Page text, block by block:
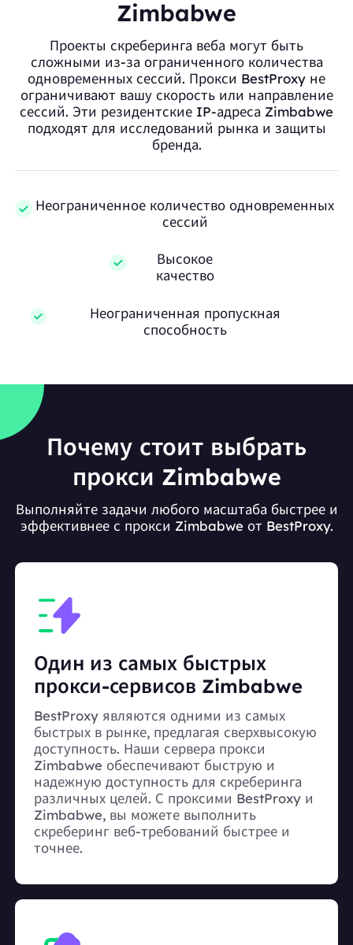
Zimbabwe
Проекты скреберинга веба могут быть
сложными из-за ограниченного количества
одновременных сессий. Прокси BestProxy не
ограничивают вашу скорость или направление
сессий. Эти резидентские IP-адреса Zimbabwe
подходят для исследований рынка и защиты
бренда.
Неограниченное количество одновременных
сессий
Высокое
качество
Неограниченная пропускная
способность
Почему стоит выбрать
прокси Zimbabwe
Выполняйте задачи любого масштаба быстрее и
эффективнее с прокси Zimbabwe от BestProxy.
Один из самых быстрых
прокси-сервисов Zimbabwe
BestProxy являются одними из самых
быстрых в рынке, предлагая сверхвысокую
доступность. Наши сервера прокси
Zimbabwe обеспечивают быструю и
надежную доступность для скреберинга
различных целей. С проксими BestProxy и
Zimbabwe, вы можете выполнить
скреберинг веб-требований быстрее и
точнее.